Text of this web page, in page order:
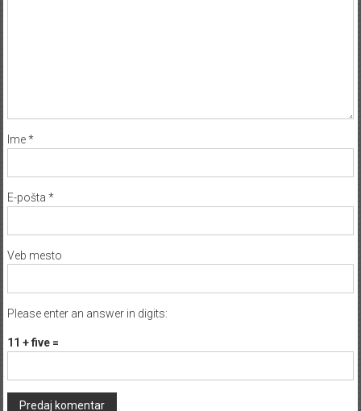
Ime*
E-pošta *
Veb mesto
Please enter an answer in digits:
11 + five =